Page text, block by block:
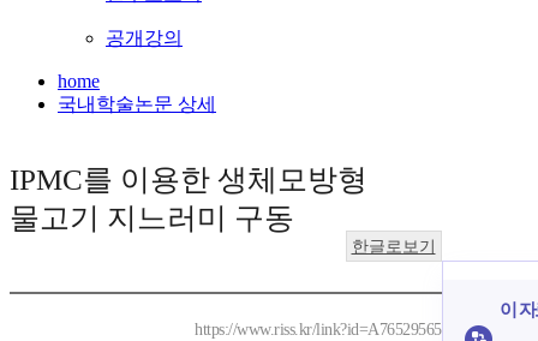
공개강의
home
국내학술논문 상세
IPMC를 이용한 생체모방형
물고기 지느러미 구동
한글로보기
https://www.riss.kr/link?id=A76529565
이